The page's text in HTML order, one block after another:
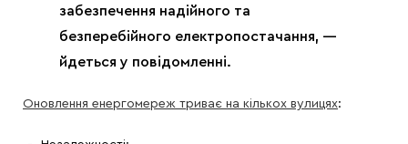
забезпечення надійного та
безперебійного електропостачання, —
йдеться у повідомленні.
Оновлення енергомереж триває на кількох вулицях: